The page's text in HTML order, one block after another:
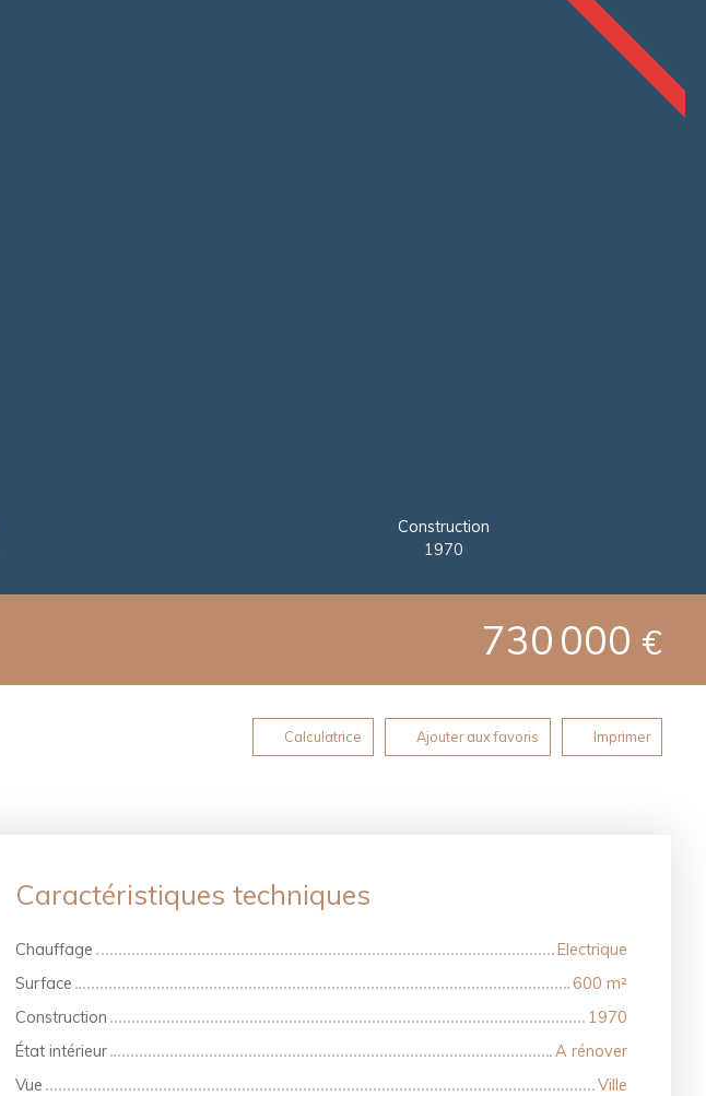
Construction
1970
730 000 €
Calculatrice Ajouter aux favoris Imprimer
Caractéristiques techniques
Chauffage
Electrique
Surface
600 m²
Construction
1970
État intérieur
A rénover
Vue
Ville